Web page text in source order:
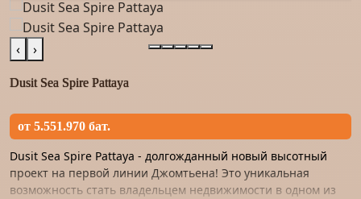
‹ ›
Dusit Sea Spire Pattaya
от 5.551.970 бат.
Dusit Sea Spire Pattaya - долгожданный новый высотный
проект на первой линии Джомтьена! Это уникальная
возможность стать владельцем недвижимости в одном из